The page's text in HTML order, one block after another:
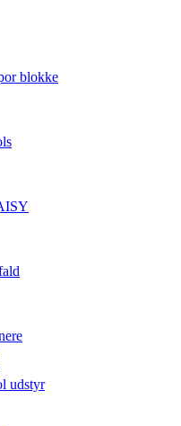
blokke
udstyr